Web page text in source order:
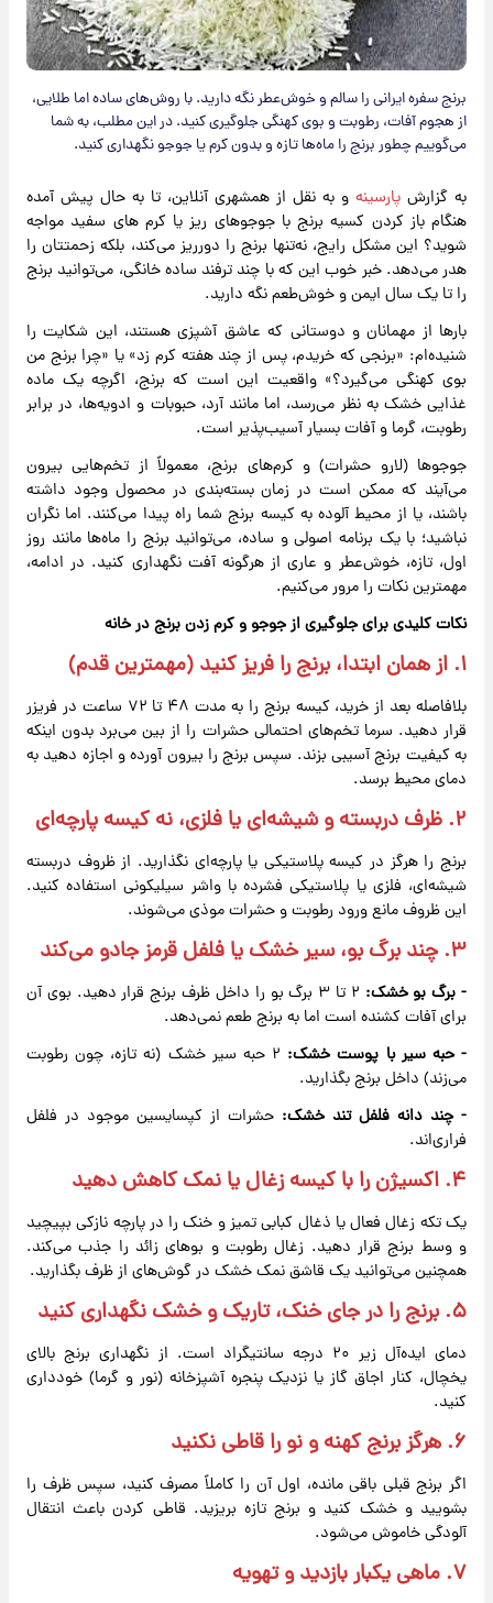
برنج سفره ایرانی را سالم و خوش‌عطر نگه دارید. با روش‌های ساده اما طلایی،
از هجوم آفات، رطوبت و بوی کهنگی جلوگیری کنید. در این مطلب، به شما
می‌گوییم چطور برنج را ماه‌ها تازه و بدون کرم یا جوجو نگهداری کنید.
به گزارش پارسینه و به نقل از همشهری آنلاین، تا به حال پیش آمده
هنگام باز کردن کسیه برنج با جوجوهای ریز یا کرم های سفید مواجه
شوید؟ این مشکل رایج، نه‌تنها برنج را دورریز می‌کند، بلکه زحمتتان را
هدر می‌دهد. خبر خوب این که با چند ترفند ساده خانگی، می‌توانید برنج
را تا یک سال ایمن و خوش‌طعم نگه دارید.
بارها از مهمانان و دوستانی که عاشق آشپزی هستند، این شکایت را
شنیده‌ام: «برنجی که خریدم، پس از چند هفته کرم زد» یا «چرا برنج من
بوی کهنگی می‌گیرد؟» واقعیت این است که برنج، اگرچه یک ماده
غذایی خشک به نظر می‌رسد، اما مانند آرد، حبوبات و ادویه‌ها، در برابر
رطوبت، گرما و آفات بسیار آسیب‌پذیر است.
جوجوها (لارو حشرات) و کرم‌های برنج، معمولاً از تخم‌هایی بیرون
می‌آیند که ممکن است در زمان بسته‌بندی در محصول وجود داشته
باشند، یا از محیط آلوده به کیسه برنج شما راه پیدا می‌کنند. اما نگران
نباشید؛ با یک برنامه اصولی و ساده، می‌توانید برنج را ماه‌ها مانند روز
اول، تازه، خوش‌عطر و عاری از هرگونه آفت نگهداری کنید. در ادامه،
مهمترین نکات را مرور می‌کنیم.
نکات کلیدی برای جلوگیری از جوجو و کرم زدن برنج در خانه
۱. از همان ابتدا، برنج را فریز کنید (مهمترین قدم)
بلافاصله بعد از خرید، کیسه برنج را به مدت ۴۸ تا ۷۲ ساعت در فریزر
قرار دهید. سرما تخم‌های احتمالی حشرات را از بین می‌برد بدون اینکه
به کیفیت برنج آسیبی بزند. سپس برنج را بیرون آورده و اجازه دهید به
دمای محیط برسد.
۲. ظرف دربسته و شیشه‌ای یا فلزی، نه کیسه پارچه‌ای
برنج را هرگز در کیسه پلاستیکی یا پارچه‌ای نگذارید. از ظروف دربسته
شیشه‌ای، فلزی یا پلاستیکی فشرده با واشر سیلیکونی استفاده کنید.
این ظروف مانع ورود رطوبت و حشرات موذی می‌شوند.
۳. چند برگ بو، سیر خشک یا فلفل قرمز جادو می‌کند
- برگ بو خشک:
۲ تا ۳ برگ بو را داخل ظرف برنج قرار دهید. بوی آن
برای آفات کشنده است اما به برنج طعم نمی‌دهد.
- حبه سیر با پوست خشک:
۲ حبه سیر خشک (نه تازه، چون رطوبت
می‌زند) داخل برنج بگذارید.
- چند دانه فلفل تند خشک: حشرات از کپسایسین موجود در فلفل
فراری‌اند.
۴. اکسیژن را با کیسه زغال یا نمک کاهش دهید
یک تکه زغال فعال یا ذغال کبابی تمیز و خنک را در پارچه نازکی بپیچید
و وسط برنج قرار دهید. زغال رطوبت و بوهای زائد را جذب می‌کند.
همچنین می‌توانید یک قاشق نمک خشک در گوش‌های از ظرف بگذارید.
۵. برنج را در جای خنک، تاریک و خشک نگهداری کنید
دمای ایده‌آل زیر ۲۰ درجه سانتیگراد است. از نگهداری برنج بالای
یخچال، کنار اجاق گاز یا نزدیک پنجره آشپزخانه (نور و گرما) خودداری
کنید.
۶. هرگز برنج کهنه و نو را قاطی نکنید
اگر برنج قبلی باقی مانده، اول آن را کاملاً مصرف کنید، سپس ظرف را
بشویید و خشک کنید و برنج تازه بریزید. قاطی کردن باعث انتقال
آلودگی خاموش می‌شود.
۷. ماهی یکبار بازدید و تهویه